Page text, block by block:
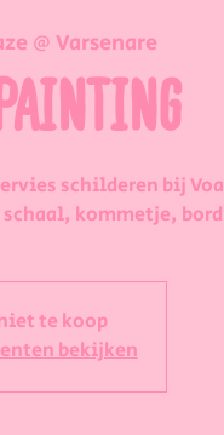
@ Varsenare
schilderen bij
kommetje,
te koop
bekijken